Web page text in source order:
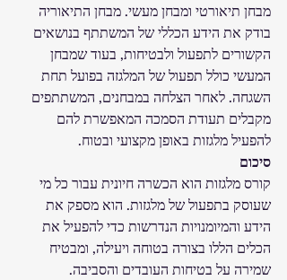
מבחן תיאורטי ומבחן מעשי. מבחן התיאוריה
בודק את הידע הכללי של המשתתף בנושאים
הקשורים לתפעול ולבטיחות, בעוד שמבחן
המעשי כולל תפעול של המלגזה בפועל תחת
השגחה. לאחר הצלחה במבחנים, המשתתפים
מקבלים תעודת הסמכה המאפשרת להם
להפעיל מלגזות באופן מקצועי ובטוח.
סיכום
קורס מלגזות הוא הכשרה חיונית עבור כל מי
שעוסק בתפעול של מלגזות. הוא מספק את
הידע והמיומנויות הנדרשות כדי להפעיל את
הכלים הללו בצורה בטוחה ויעילה, ומבטיח
שמירה על בטיחות העובדים והסביבה.